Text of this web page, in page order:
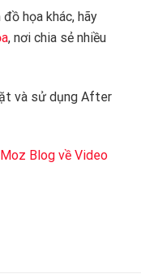
họa khác, hãy
, nơi chia sẻ nhiều
và sử dụng After
Moz Blog về Video